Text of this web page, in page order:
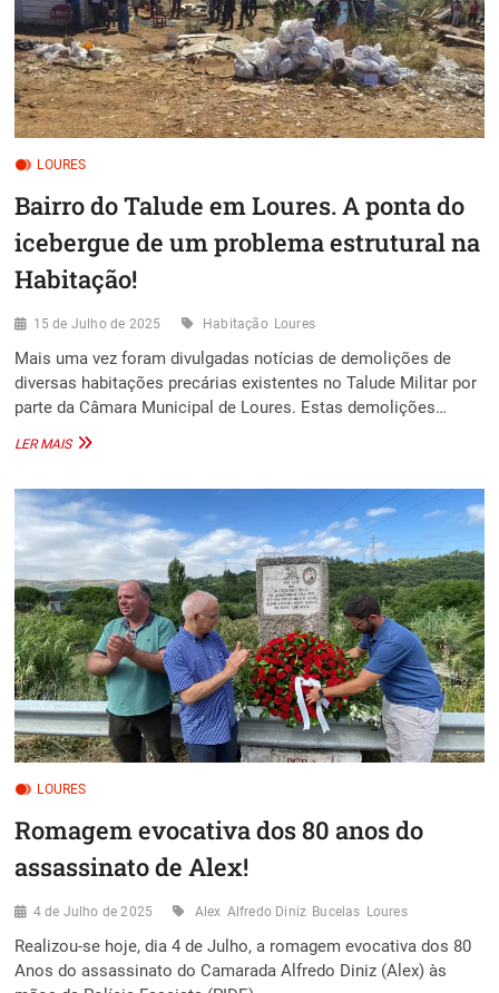
LOURES
Bairro do Talude em Loures. A ponta do
icebergue de um problema estrutural na
Habitação!
15 de Julho de 2025 Habitação Loures
Mais uma vez foram divulgadas notícias de demolições de
diversas habitações precárias existentes no Talude Militar por
parte da Câmara Municipal de Loures. Estas demolições…
LER MAISBAIRRO
EM
LOURES.
PONTA
DO
ICEBERGUE
DE
UM
PROBLEMA
ESTRUTURAL
NA
HABITAÇÃO!
LOURES
Romagem evocativa dos 80 anos do
assassinato de Alex!
4 de Julho de 2025 Alex Alfredo Diniz Bucelas Loures
Realizou-se hoje, dia 4 de Julho, a romagem evocativa dos 80
Anos do assassinato do Camarada Alfredo Diniz (Alex) às